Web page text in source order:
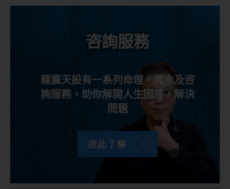
咨詢服務
龍震天設有一系列命理，風水及咨
詢服務，助你解開人生困惑，解決
問題
按此了解